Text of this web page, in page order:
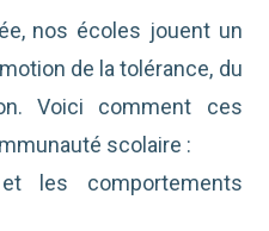
nos écoles jouent un
de la tolérance, du
Voici comment ces
scolaire :
les comportements